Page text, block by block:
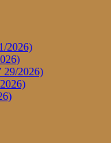
2026)
29/2026)